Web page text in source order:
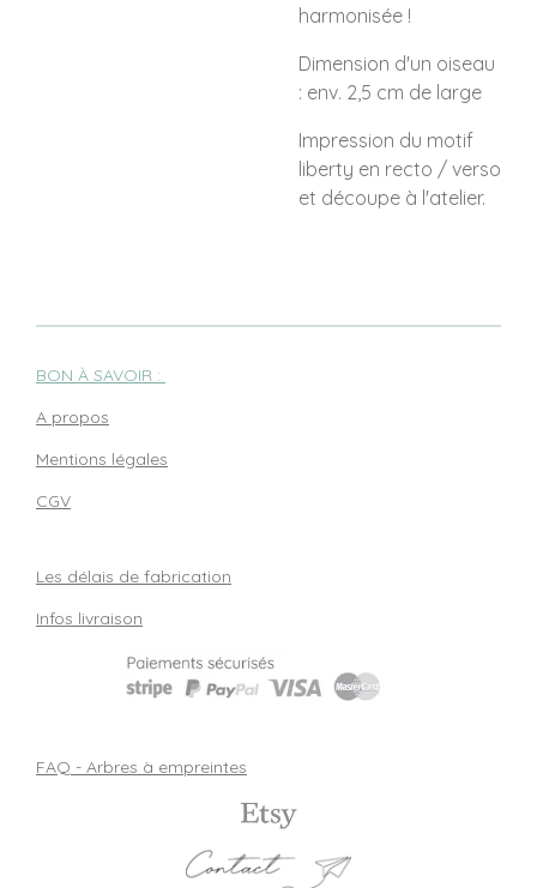
harmonisée !
Dimension d'un oiseau
: env. 2,5 cm de large
Impression du motif
liberty en recto / verso
et découpe à l'atelier.
BON À SAVOIR :
A propos
Mentions légales
CGV
Les délais de fabrication
Infos livraison
FAQ - Arbres à empreintes